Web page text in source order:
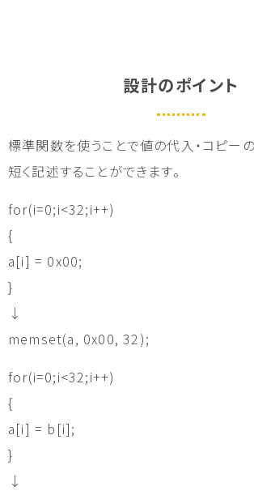
設計のポイント
標準関数を使うことで値の代入・コピー
短く記述することができます。
for(i=0;i<32;i++)
{
a[i] = 0x00;
}
↓
memset(a, 0x00, 32);
for(i=0;i<32;i++)
{
a[i] = b[i];
}
↓